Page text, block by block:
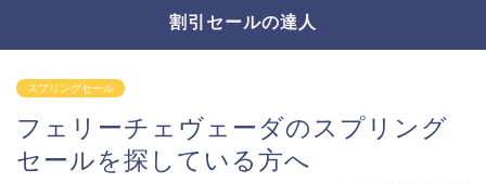
割引セールの達人
スプリングセール
フェリーチェヴェーダのスプリング
セールを探している方へ